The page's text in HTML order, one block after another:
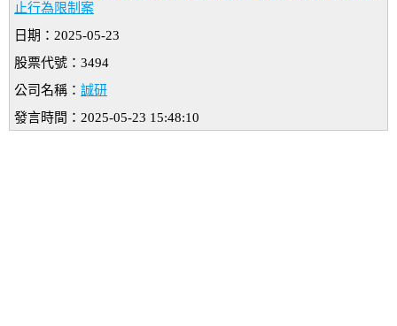
止行為限制案
日期：2025-05-23
股票代號：3494
公司名稱： 誠研
發言時間：2025-05-23 15:48:10